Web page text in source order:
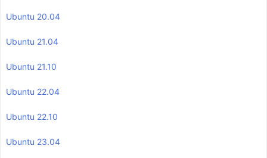
Ubuntu 20.04
Ubuntu 21.04
Ubuntu 21.10
Ubuntu 22.04
Ubuntu 22.10
Ubuntu 23.04